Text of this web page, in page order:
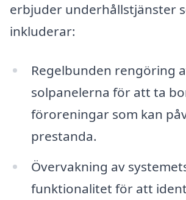
erbjuder underhållstjänster
inkluderar:
Regelbunden rengöring
solpanelerna för att ta
föroreningar som kan
prestanda.
Övervakning av
funktionalitet för att